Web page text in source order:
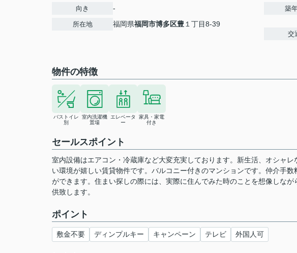
向き -
所在地 福岡県福岡市博多区豊 １丁目8-39
築
交
物件の特徴
バストイレ
別
室内洗濯機
置場
エレベータ
ー
家具・家電
付き
セールスポイント
室内設備はエアコン・冷蔵庫など大変充実しております。新生活、オシャ
い環境が嬉しい賃貸物件です。バルコニー付きのマンションです。仲介手
ができます。住まい探しの際には、実際に住んでみた時のことを想像しな
供致します。
ポイント
敷金不要 ディンプルキー キャンペーン テレビ 外国人可